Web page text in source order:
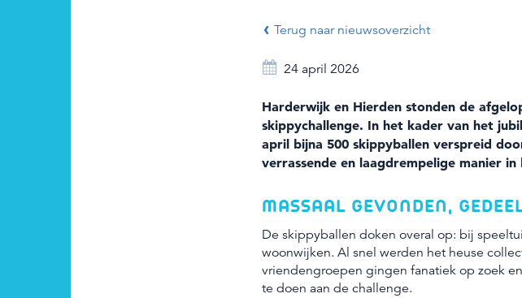
Terug naar nieuwsoverzicht
24 april 2026
Harderwijk en Hierden stonden de
skippychallenge. In het kader van het
april bijna 500 skippyballen verspreid
verrassende en laagdrempelige manier
MASSAAL GEVONDEN,
De skippyballen doken overal op: bij
woonwijken. Al snel werden het heuse
vriendengroepen gingen fanatiek op zoek
te doen aan de challenge.